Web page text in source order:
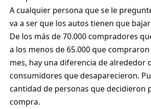
A cualquier persona que se le
va a ser que los autos tienen que
De los más de 70.000 compradores
a los menos de 65.000 que
mes, hay una diferencia de alrededor
consumidores que desaparecieron.
cantidad de personas que decidieron
compra.